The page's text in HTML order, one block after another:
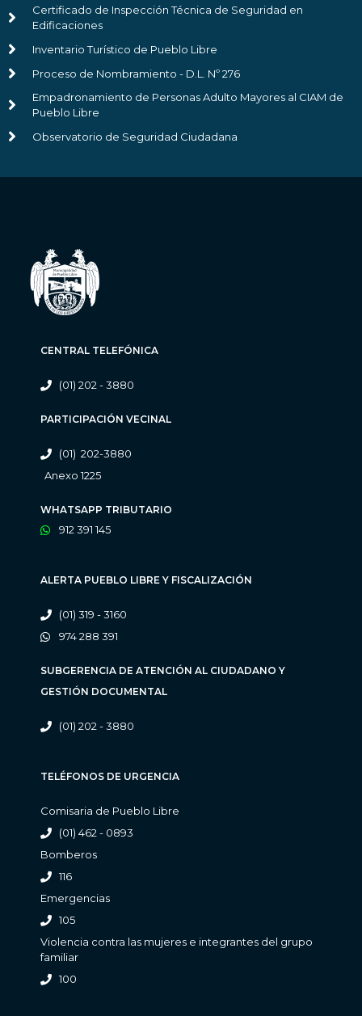
Certificado de Inspección Técnica de Seguridad en
Edificaciones
Inventario Turístico de Pueblo Libre
Proceso de Nombramiento - D.L. Nº 276
Empadronamiento de Personas Adulto Mayores al CIAM de
Pueblo Libre
Observatorio de Seguridad Ciudadana
CENTRAL TELEFÓNICA
(01) 202 - 3880
PARTICIPACIÓN VECINAL
(01) 202-3880
Anexo 1225
WHATSAPP TRIBUTARIO
912 391 145
ALERTA PUEBLO LIBRE Y FISCALIZACIÓN
(01) 319 - 3160
974 288 391
SUBGERENCIA DE ATENCIÓN AL CIUDADANO Y
GESTIÓN DOCUMENTAL
(01) 202 - 3880
TELÉFONOS DE URGENCIA
Comisaria de Pueblo Libre
(01) 462 - 0893
Bomberos
116
Emergencias
105
Violencia contra las mujeres e integrantes del grupo
familiar
100